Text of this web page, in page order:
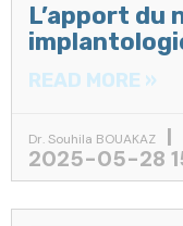
L’apport du
READ MORE »
Dr. Souhila BOUAKAZ
2025-05-28